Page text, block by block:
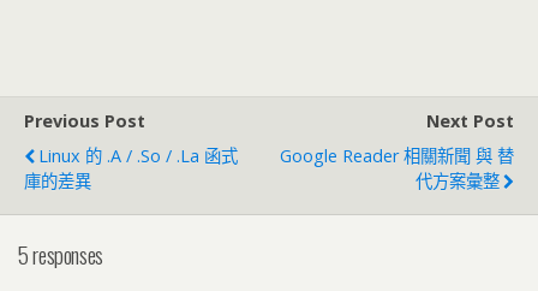
Previous Post
Linux 的 .a / .so / .la 函式
庫的差異
Next Post
Google Reader 相關新聞 與 替
代方案彙整
5 responses